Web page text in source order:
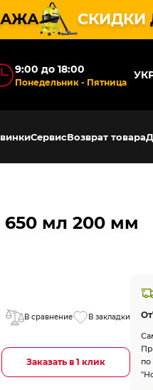
СКИДКИ
9:00 до 18:00
Понедельник - Пятница
СервисВозврат товара
650 мл 200 мм
В сравнение В закладки
Заказать в 1 клик
От
по